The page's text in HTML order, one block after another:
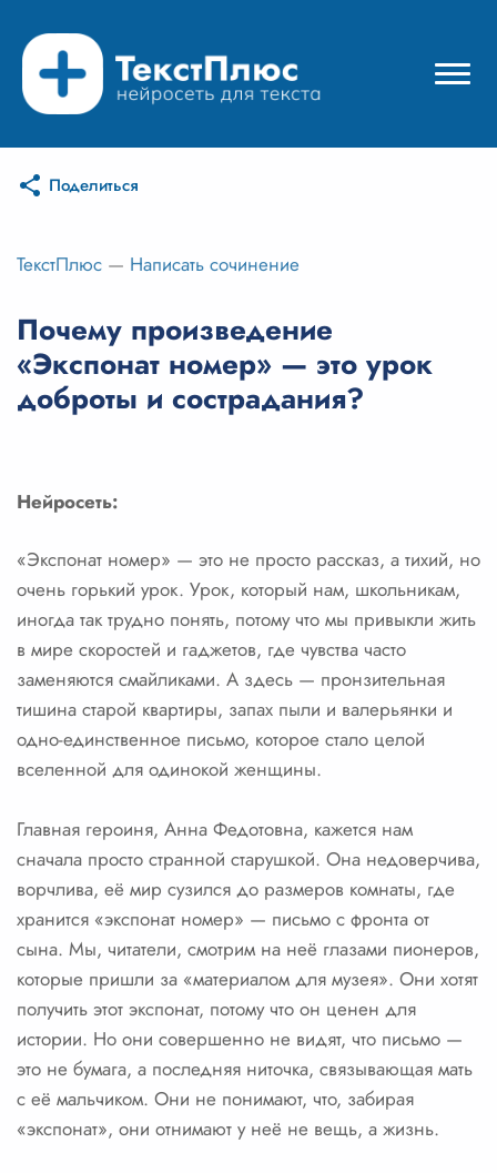
Режимы нейросети
Цены
Вход
Вход с Telegram
Поделиться
ТекстПлюс — Написать сочинение
Почему произведение
«Экспонат номер» — это урок
доброты и сострадания?
Нейросеть:
«Экспонат номер» — это не просто рассказ, а тихий, но
очень горький урок. Урок, который нам, школьникам,
иногда так трудно понять, потому что мы привыкли жить
в мире скоростей и гаджетов, где чувства часто
заменяются смайликами. А здесь — пронзительная
тишина старой квартиры, запах пыли и валерьянки и
одно-единственное письмо, которое стало целой
вселенной для одинокой женщины.
Главная героиня, Анна Федотовна, кажется нам
сначала просто странной старушкой. Она недоверчива,
ворчлива, её мир сузился до размеров комнаты, где
хранится «экспонат номер» — письмо с фронта от
сына. Мы, читатели, смотрим на неё глазами пионеров,
которые пришли за «материалом для музея». Они хотят
получить этот экспонат, потому что он ценен для
истории. Но они совершенно не видят, что письмо —
это не бумага, а последняя ниточка, связывающая мать
с её мальчиком. Они не понимают, что, забирая
«экспонат», они отнимают у неё не вещь, а жизнь.